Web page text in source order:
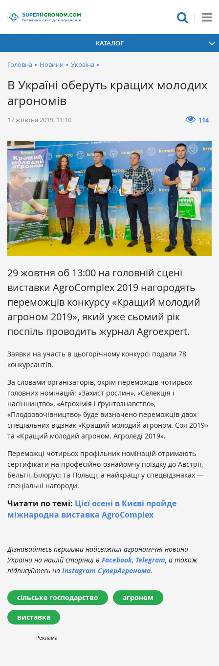
КАТАЛОГ
Головна • Новини • Україна •
В Україні оберуть кращих молодих
агрономів
17 жовтня 2019, 11:10 114
29 жовтня об 13:00 на головній сцені
виставки AgroComplex 2019 нагородять
переможців конкурсу «Кращий молодий
агроном 2019», який уже сьомий рік
поспіль проводить журнал Agroexpert.
Заявки на участь в цьогорічному конкурсі подали 78
конкурсантів.
За словами організаторів, окрім переможців чотирьох
головних номінацій: «Захист рослин», «Селекція і
насінництво», «Агрохімія і ґрунтознавство»,
«Плодоовочівництво» буде визначено переможців двох
спеціальних відзнак «Кращий молодий агроном. Соя 2019»
та «Кращий молодий агроном. Агроледі 2019».
Переможці чотирьох профільних номінацій отримають
сертифікати на професійно-ознайомчу поїздку до Австрії,
Бельгії, Білорусі та Польщі, а найкращі у спецвідзнаках —
спеціальні нагороди.
Читати по темі: Цієї осені в Києві пройде
міжнародна виставка AgroComplex
Дізнавайтесь першими найсвіжіші агрономічні новини
України на нашій сторінці в Facebook, Telegram, а також
підписуйтесь на Instagram СуперАгронома.
сільське господарство агроном
виставка